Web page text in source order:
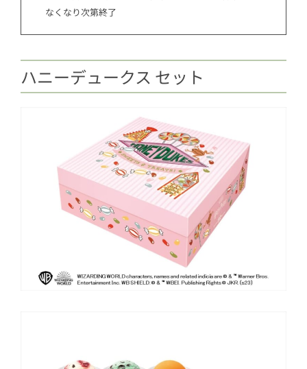
なくなり次第終了
ハニーデュークス セット